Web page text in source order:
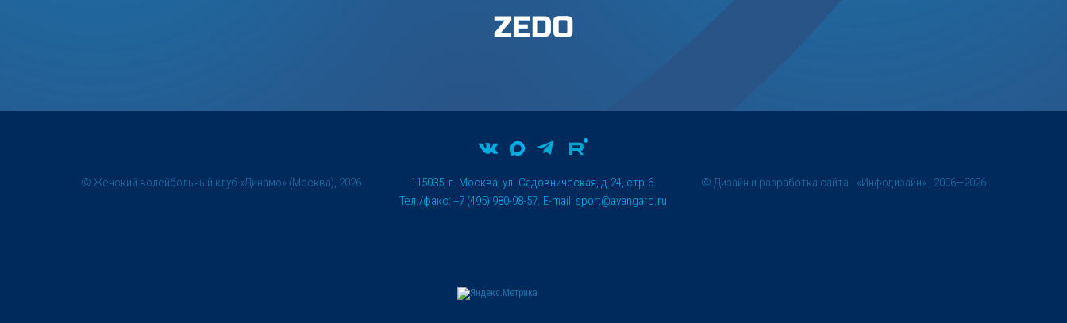
© Женский волейбольный клуб «Динамо» (Москва), 2026
115035, г. Москва, ул. Садовническая, д.24, стр.6.
Тел./факс: +7 (495) 980-98-57. E-mail: sport@avangard.ru
© Дизайн и разработка сайта - «Инфодизайн» , 2006—2026